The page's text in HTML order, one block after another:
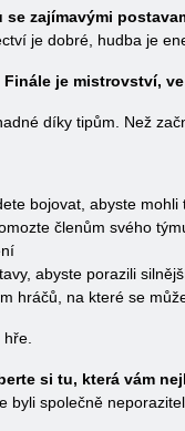
zajímavými
je dobré, hudba je
je mistrovství,
díky tipům. Než
bojovat, abyste
členům svého
abyste porazili
hráčů, na které se
si tu, která vám
byli společně